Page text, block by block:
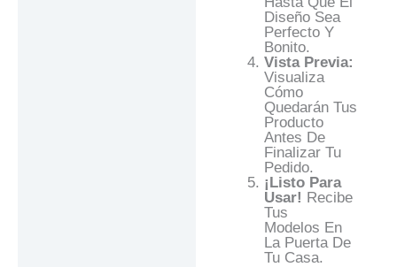
Diseño Sea
Perfecto Y
Bonito.
Vista Previa:
Visualiza
Cómo
Quedarán Tus
Producto
Antes De
Finalizar Tu
Pedido.
¡Listo Para
Usar! Recibe
Tus
Modelos En
La Puerta De
Tu Casa.